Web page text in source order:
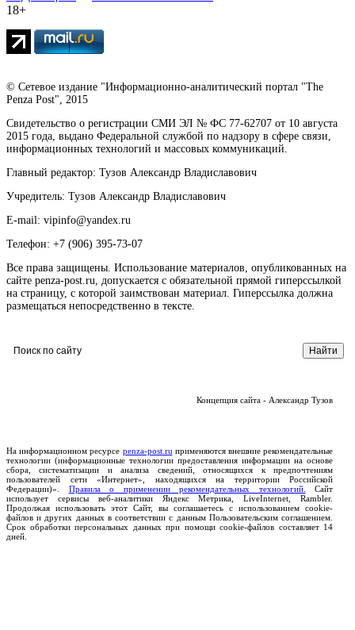
18+
© Сетевое издание "Информационно-аналитический портал "The
Penza Post", 2015
Свидетельство о регистрации СМИ ЭЛ № ФС 77-62707 от 10 августа
2015 года, выдано Федеральной службой по надзору в сфере связи,
информационных технологий и массовых коммуникаций.
Главный редактор: Тузов Александр Владиславович
Учредитель: Тузов Александр Владиславович
E-mail: vipinfo@yandex.ru
Телефон: +7 (906) 395-73-07
Все права защищены. Использование материалов, опубликованных на
сайте penza-post.ru, допускается с обязательной прямой гиперссылкой
на страницу, с которой заимствован материал. Гиперссылка должна
размещаться непосредственно в тексте.
Концепция сайта - Александр Тузов
На информационном ресурсе penza-post.ru применяются внешние рекомендательные
технологии (информационные технологии предоставления информации на основе
сбора, систематизации и анализа сведений, относящихся к предпочтениям
пользователей сети «Интернет», находящихся на территории Российской
Федерации)». Правила о применении рекомендательных технологий.
Сайт
использует сервисы веб-аналитики Яндекс Метрика, LiveInternet, Rambler.
Продолжая использовать этот Сайт, вы соглашаетесь с использованием cookie-
файлов и других данных в соответствии с данным Пользовательским соглашением.
Срок обработки персональных данных при помощи cookie-файлов составляет 14
дней.